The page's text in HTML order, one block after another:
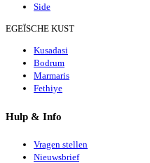
Side
EGEÏSCHE KUST
Kusadasi
Bodrum
Marmaris
Fethiye
Hulp & Info
Vragen stellen
Nieuwsbrief